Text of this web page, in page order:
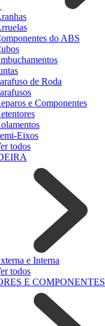
do ABS
de Roda
e Componentes
Eixos
todos
e Interna
todos
E COMPONENTES